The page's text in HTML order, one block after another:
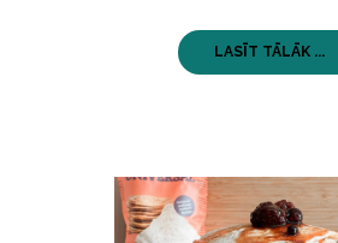
LASĪT TĀLĀK ...